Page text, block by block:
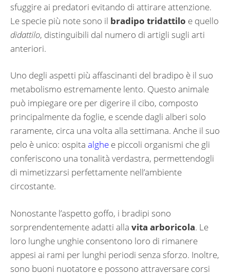
sfuggire ai predatori evitando di attirare attenzione.
Le specie più note sono il bradipo tridattilo e quello
didattilo, distinguibili dal numero di artigli sugli arti
anteriori.
Uno degli aspetti più affascinanti del bradipo è il suo
metabolismo estremamente lento. Questo animale
può impiegare ore per digerire il cibo, composto
principalmente da foglie, e scende dagli alberi solo
raramente, circa una volta alla settimana. Anche il suo
pelo è unico: ospita alghe e piccoli organismi che gli
conferiscono una tonalità verdastra, permettendogli
di mimetizzarsi perfettamente nell’ambiente
circostante.
Nonostante l’aspetto goffo, i bradipi sono
sorprendentemente adatti alla vita arboricola. Le
loro lunghe unghie consentono loro di rimanere
appesi ai rami per lunghi periodi senza sforzo. Inoltre,
sono buoni nuotatore e possono attraversare corsi